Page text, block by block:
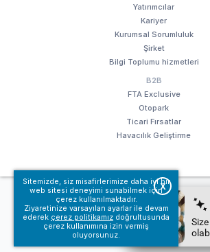
Sitemizde, siz misafirlerimize daha iyi bir
web sitesi deneyimi sunabilmek için
çerez kullanılmaktadır.
Ziyaretinize varsayılan ayarlar ile devam
ederek çerez politikamız doğrultusunda
çerez kullanımına izin vermiş
oluyorsunuz.
X
Yatırımcılar
Kariyer
Kurumsal Sorumluluk
Şirket
Bilgi Toplumu hizmetleri
B2B
FTA Exclusive
Otopark
Ticari Fırsatlar
Havacılık Geliştirme
© Fraport TAV Antalya Havalimanı, 2018. Tüm
Kullanım koşullarımız
Bilgi Toplumu